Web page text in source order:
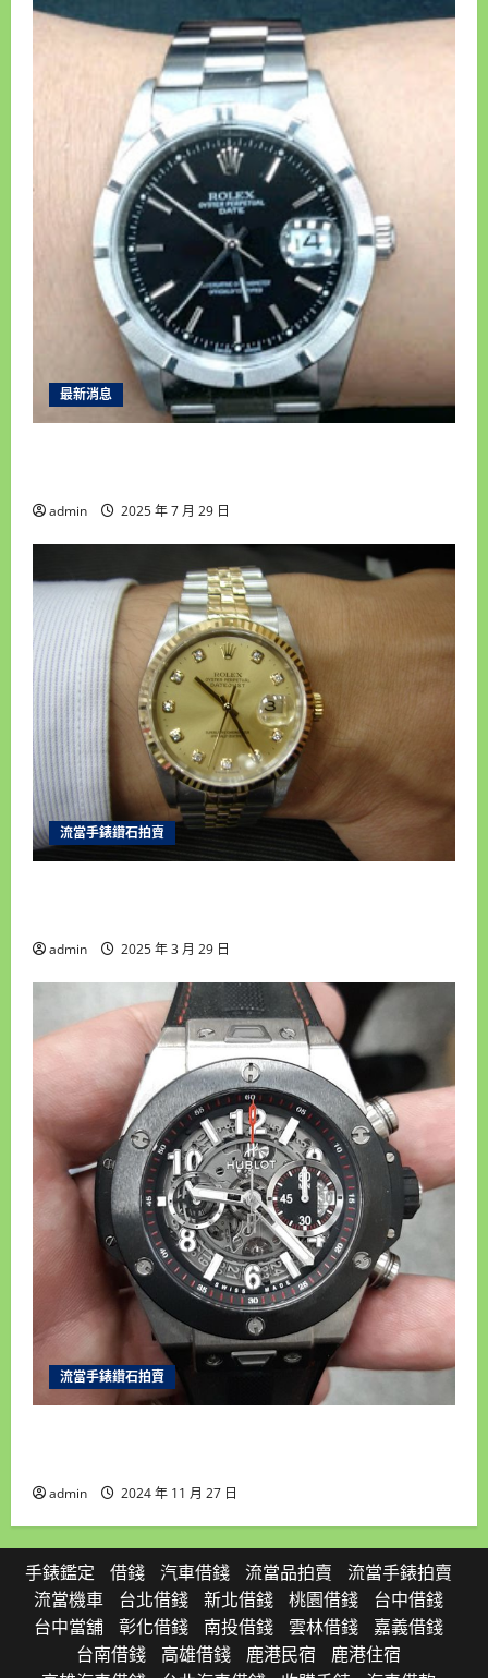
最新消息
admin 2025 年 7 月 29 日
流當手錶鑽石拍賣
admin 2025 年 3 月 29 日
流當手錶鑽石拍賣
admin 2024 年 11 月 27 日
手錶鑑定 借錢 汽車借錢 流當品拍賣
流當手錶拍賣
流當機車
台北借錢 新北借錢 桃園借錢
台中借錢
台中當舖
彰化借錢 南投借錢 雲林借錢
嘉義借錢
台南借錢
高雄借錢 鹿港民宿
鹿港住宿